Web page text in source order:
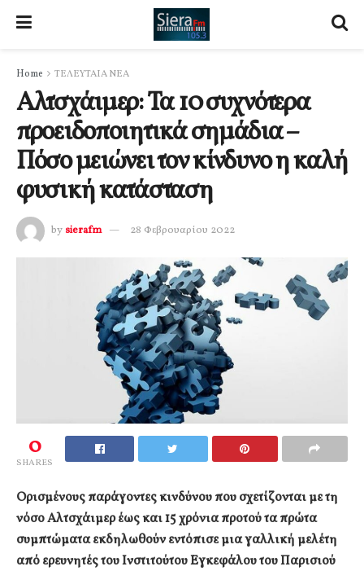
Home ΤΕΛΕΥΤΑΙΑ ΝΕΑ
Αλτσχάιμερ: Τα 10 συχνότερα
προειδοποιητικά σημάδια –
Πόσο μειώνει τον κίνδυνο η καλή
φυσική κατάσταση
by sierafm 28 Φεβρουαρίου 2022
0
SHARES
Ορισμένους παράγοντες κινδύνου που σχετίζονται με τη
νόσο Αλτσχάιμερ έως και 15 χρόνια προτού τα πρώτα
συμπτώματα εκδηλωθούν εντόπισε μια γαλλική μελέτη
από ερευνητές του Ινστιτούτου Εγκεφάλου του Παρισιού